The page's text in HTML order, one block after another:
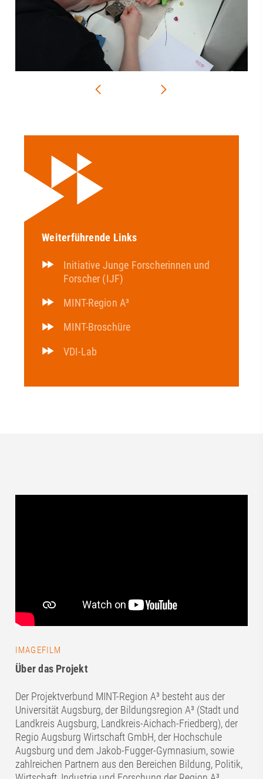
Weiterführende Links
Initiative Junge Forscherinnen und
Forscher (IJF)
MINT-Region A³
MINT-Broschüre
VDI-Lab
IMAGEFILM
Über das Projekt
Der Projektverbund MINT-Region A³ besteht aus der
Universität Augsburg, der Bildungsregion A³ (Stadt und
Landkreis Augsburg, Landkreis-Aichach-Friedberg), der
Regio Augsburg Wirtschaft GmbH, der Hochschule
Augsburg und dem Jakob-Fugger-Gymnasium, sowie
zahlreichen Partnern aus den Bereichen Bildung, Politik,